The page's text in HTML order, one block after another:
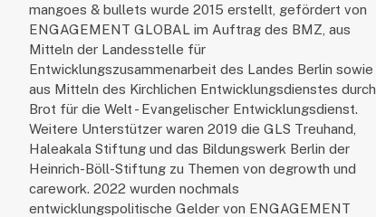
mangoes & bullets wurde 2015 erstellt, gefördert von
ENGAGEMENT GLOBAL im Auftrag des BMZ, aus
Mitteln der Landesstelle für
Entwicklungszusammenarbeit des Landes Berlin sowie
aus Mitteln des Kirchlichen Entwicklungsdienstes durch
Brot für die Welt - Evangelischer Entwicklungsdienst.
Weitere Unterstützer waren 2019 die GLS Treuhand,
Haleakala Stiftung und das Bildungswerk Berlin der
Heinrich-Böll-Stiftung zu Themen von degrowth und
carework. 2022 wurden nochmals
entwicklungspolitische Gelder von ENGAGEMENT